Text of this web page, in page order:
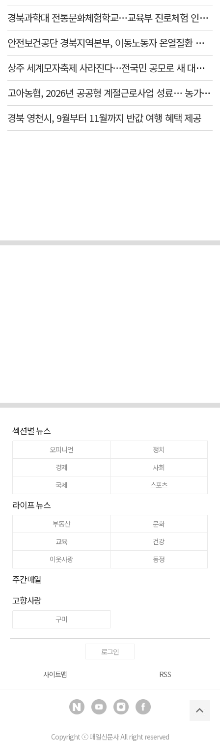
경북과학대 전통문화체험학교…교육부 진로체험 인증기관 선정
안전보건공단 경북지역본부, 이동노동자 온열질환 예방 캠페인
상주 세계모자축제 사라진다…전국민 공모로 새 대표축제 발굴 나서
고아농협, 2026년 공공형 계절근로사업 성료… 농가 일손 부족 해소 '효자'
경북 영천시, 9월부터 11월까지 반값 여행 혜택 제공
섹션별 뉴스
오피니언
정치
경제
사회
국제
스포츠
라이프 뉴스
부동산
문화
교육
건강
이웃사랑
동정
주간매일
고향사랑
구미
로그인
사이트맵 RSS
Copyright ⓒ매일신문사All right reserved